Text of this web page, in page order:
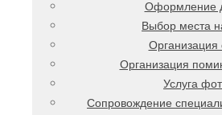
Оформление
Выбор места
Организация
Организация
Услуга
Сопровождение